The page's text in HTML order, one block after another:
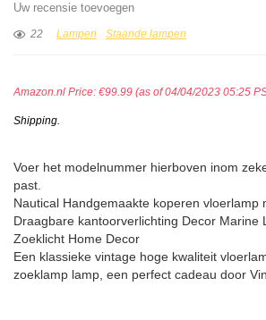
Uw recensie toevoegen
22 Lampen Staande lampen
Amazon.nl Price: €99.99 (as of 04/04/2023 05:25
Shipping.
Voer het modelnummer hierboven inom
past.
Nautical Handgemaakte koperen vloerlamp
Draagbare kantoorverlichting Decor Marine
Zoeklicht Home Decor
Een klassieke vintage hoge kwaliteit
zoeklamp lamp, een perfect cadeau door